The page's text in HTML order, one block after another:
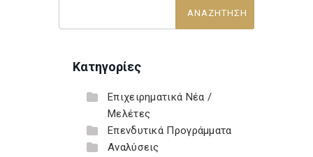
Κατηγορίες
Επιχειρηματικά Νέα /
Μελέτες
Επενδυτικά Προγράμματα
Αναλύσεις